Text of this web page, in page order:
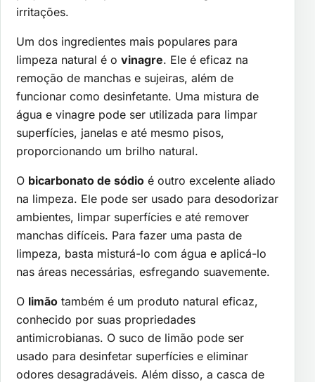
irritações.
Um dos ingredientes mais populares para
limpeza natural é o vinagre. Ele é eficaz na
remoção de manchas e sujeiras, além de
funcionar como desinfetante. Uma mistura de
água e vinagre pode ser utilizada para limpar
superfícies, janelas e até mesmo pisos,
proporcionando um brilho natural.
O bicarbonato de sódio é outro excelente aliado
na limpeza. Ele pode ser usado para desodorizar
ambientes, limpar superfícies e até remover
manchas difíceis. Para fazer uma pasta de
limpeza, basta misturá-lo com água e aplicá-lo
nas áreas necessárias, esfregando suavemente.
O limão também é um produto natural eficaz,
conhecido por suas propriedades
antimicrobianas. O suco de limão pode ser
usado para desinfetar superfícies e eliminar
odores desagradáveis. Além disso, a casca de